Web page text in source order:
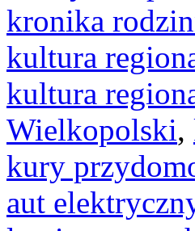
kronika
kultura
kultura
Wielkopolski,
kury
aut